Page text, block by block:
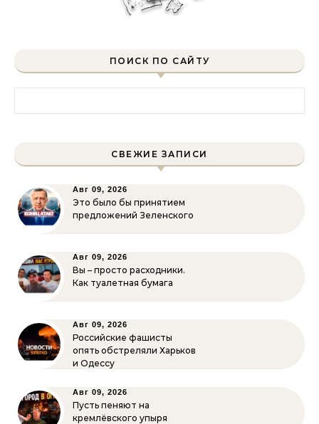
ПОИСК ПО САЙТУ
СВЕЖИЕ ЗАПИСИ
Авг 09, 2026
Это было бы принятием
предложений Зеленского
Авг 09, 2026
Вы – просто расходники.
Как туалетная бумага
Авг 09, 2026
Российские фашисты
опять обстреляли Харьков
и Одессу
Авг 09, 2026
Пусть пеняют на
кремлёвского упыря